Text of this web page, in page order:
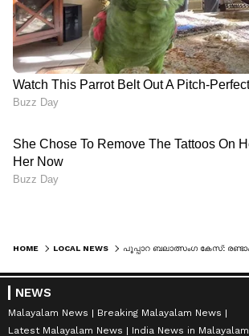
HOME LOCAL NEWS
NEWS
Malayalam News
Breaking Malayalam News
Latest Malayalam News
India News in Malayalam